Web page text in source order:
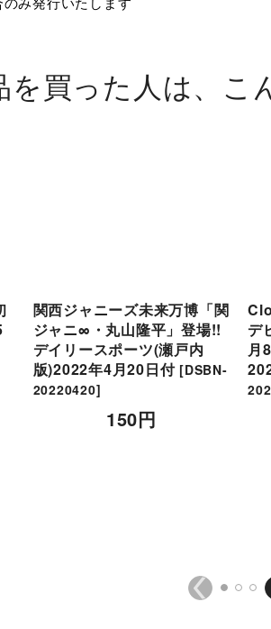
を買った人は、こ
関西ジャニーズ未来万博「関
ジャニ∞・丸山隆平」登場!!
デイリースポーツ(瀬戸内
版)2022年4月20日付 [DSBN-
20220420]
150円
デ
月